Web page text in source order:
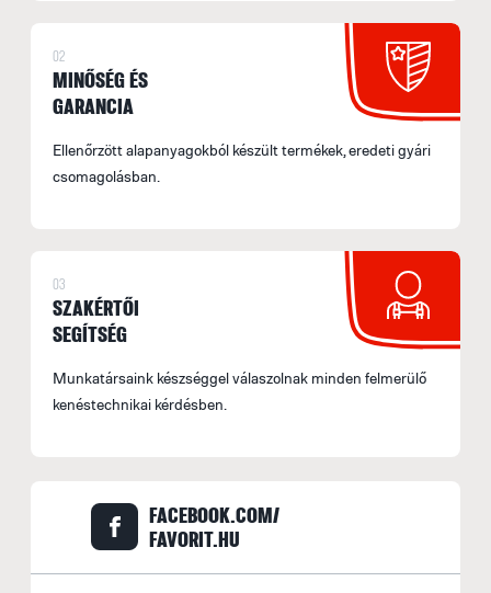
02
MINŐSÉG ÉS
GARANCIA
Ellenőrzött alapanyagokból készült termékek, eredeti gyári
csomagolásban.
03
SZAKÉRTŐI
SEGÍTSÉG
Munkatársaink készséggel válaszolnak minden felmerülő
kenéstechnikai kérdésben.
FACEBOOK.COM/
FAVORIT.HU